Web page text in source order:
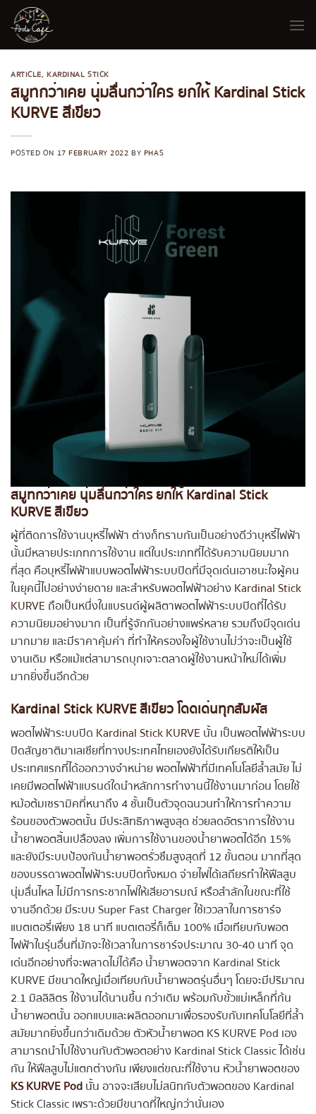
Skip
content
ARTICLE,KARDINAL STICK
สมูทกว่าเคย นุ่มลื่นกว่าใคร ยกให้ Kardinal Stick
KURVE สีเขียว
POSTED ON 17 FEBRUARY 2022 BY PHAS
สมูทกว่าเคย นุ่มลื่นกว่าใคร ยกให้ Kardinal Stick
KURVE สีเขียว
ผู้ที่ติดการใช้งานบุหรี่ไฟฟ้า ต่างก็ทราบกันเป็นอย่างดีว่าบุหรี่ไฟฟ้า
นั้นมีหลายประเภทการใช้งาน แต่ในประเภทที่ได้รับความนิยมมาก
ที่สุด คือบุหรี่ไฟฟ้าแบบพอตไฟฟ้าระบบปิดที่มีจุดเด่นเอาชนะใจผู้คน
ในยุคนี้ไปอย่างง่ายดาย และสำหรับพอตไฟฟ้าอย่างKardinal Stick
KURVE ถือเป็นหนึ่งในแบรนด์ผู้ผลิตาพอตไฟฟ้าระบบปิดที่ได้รับ
ความนิยมอย่างมาก เป็นที่รู้จักกันอย่างแพร่หลาย รวมถึงมีจุดเด่น
มากมาย และมีราคาคุ้มค่า ที่ทำให้ครองใจผู้ใช้งานไม่ว่าจะเป็นผู้ใช้
งานเดิม หรือแม้แต่สามารถบุกเจาะตลาดผู้ใช้งานหน้าใหม่ได้เพิ่ม
มากยิ่งขึ้นอีกด้วย
Kardinal Stick KURVE สีเขียว โดดเด่นทุกสัมผัส
พอตไฟฟ้าระบบปิด Kardinal Stick KURVE นั้น เป็นพอตไฟฟ้าระบบ
ปิดสัญชาติมาเลเซียที่ทางประเทศไทยเองยังได้รับเกียรติให้เป็น
ประเทศแรกที่ได้ออกวางจำหน่าย พอตไฟฟ้าที่มีเทคโนโลยีล้ำสมัย ไม่
เคยมีพอตไฟฟ้าแบรนด์ใดนำหลักการทำงานนี้ใช้งานมาก่อน โดยใช้
หม้อต้มเซรามิคที่หนาถึง 4 ชั้นเป็นตัวจุดฉนวนทำให้การทำความ
ร้อนของตัวพอตนั้น มีประสิทธิภาพสูงสุด ช่วยลดอัตราการใช้งาน
น้ำยาพอตสิ้นเปลืองลง เพิ่มการใช้งานของน้ำยาพอตได้อีก 15%
และยังมีระบบป้องกันน้ำยาพอตรั่วซึมสูงสุดที่ 12 ขั้นตอน มากที่สุด
ของบรรดาพอตไฟฟ้าระบบปิดทั้งหมด จ่ายไฟได้เสถียรทำให้ฟีลสูบ
นุ่มลื่นไหล ไม่มีการกระชากไฟให้เสียอารมณ์ หรือสำลักในขณะที่ใช้
งานอีกด้วย มีระบบ Super Fast Charger ใช้เววลาในการชาร์จ
แบตเตอรี่เพียง 18 นาที แบตเตอรี่ก็เต็ม 100% เมื่อเทียบกับพอต
ไฟฟ้าในรุ่นอื่นที่มักจะใช้เวลาในการชาร์จประมาณ 30-40 นาที จุด
เด่นอีกอย่างที่จะพลาดไม่ได้คือ น้ำยาพอตจาก Kardinal Stick
KURVE มีขนาดใหญ่เมื่อเทียบกับน้ำยาพอตรุ่นอื่นๆ โดยจะมีปริมาณ
2.1 มิลลิลิตร ใช้งานได้นานขึ้น กว่าเดิม พร้อมกับขั้วแม่เหล็กที่ก้น
น้ำยาพอตนั้น ออกแบบและผลิตออกมาเพื่อรองรับกับเทคโนโลยีที่ล้ำ
สมัยมากยิ่งขึ้นกว่าเดิมด้วย ตัวหัวน้ำยาพอต KS KURVE Pod เอง
สามารถนำไปใช้งานกับตัวพอตอย่าง Kardinal Stick Classic ได้เช่น
กัน ให้ฟีลสูบไม่แตกต่างกัน เพียงแต่ขณะที่ใช้งาน หัวน้ำยาพอตของ
KS KURVE Podนั้น อาจจะเสียบไม่สนิทกับตัวพอตของ Kardinal
Stick Classic เพราะด้วยมีขนาดที่ใหญ่กว่านั่นเอง